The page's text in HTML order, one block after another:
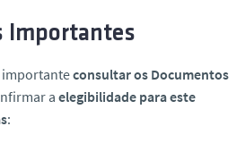
Importantes
importanteconsultar os Documentos
aelegibilidade paraeste
: